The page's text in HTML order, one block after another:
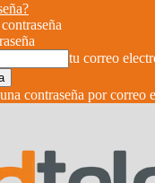
tu correo
contraseña por correo